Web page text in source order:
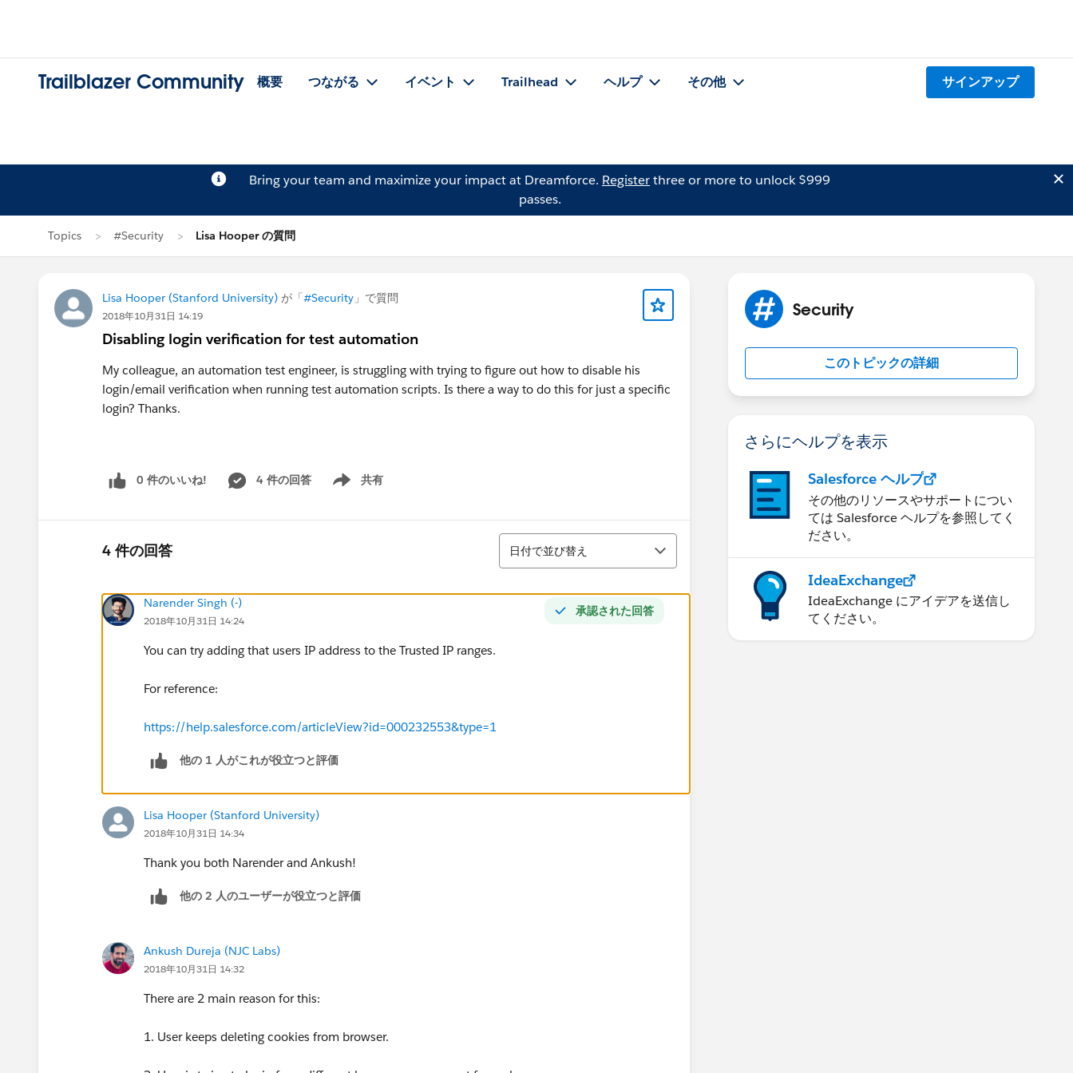
Trailblazer Community 概要 つながる イベント Trailhead ヘルプ その他 サインアップ
Bring your team and maximize your impact at Dreamforce. Registerthree or more to unlock $999
passes.
Topics #Security Lisa Hooper の質問
Lisa Hooper (Stanford University) が「#Security 」で質問
2018年10月31日 14:19
Disabling login verification for test automation
My colleague, an automation test engineer, is struggling with trying to figure out how to disable his
login/email verification when running test automation scripts. Is there a way to do this for just a specific
login? Thanks.
0 件のいいね! 4 件の回答 共有
Show menu
4 件の回答
並び替え
日付で並び替え
承認された回答
Narender Singh (-)
2018年10月31日 14:24
You can try adding that users IP address to the Trusted IP ranges.
For reference:
https://help.salesforce.com/articleView?id=000232553&type=1
他の 1 人がこれが役立つと評価
Lisa Hooper (Stanford University)
2018年10月31日 14:34
Thank you both Narender and Ankush!
他の 2 人のユーザーが役立つと評価
Ankush Dureja (NJC Labs)
2018年10月31日 14:32
There are 2 main reason for this:
1. User keeps deleting cookies from browser.
Security
このトピックの詳細
さらにヘルプを表示
Salesforce ヘルプ
その他のリソースやサポートについ
ては Salesforce ヘルプを参照してく
ださい。
IdeaExchange
IdeaExchange にアイデアを送信し
てください。